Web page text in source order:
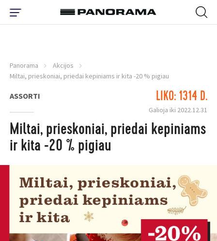
Panorama
Akcijos
Miltai, prieskoniai, priedai kepiniams ir kita -20 % pigiau
ASSORTI LIKO: 1314 D.
Galioja iki 2022.12.31
Miltai, prieskoniai, priedai kepiniams
ir kita -20 % pigiau